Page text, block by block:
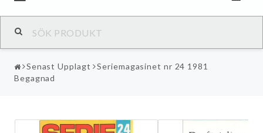
Senast Upplagt
Seriemagasinet nr 24 1981
Begagnad